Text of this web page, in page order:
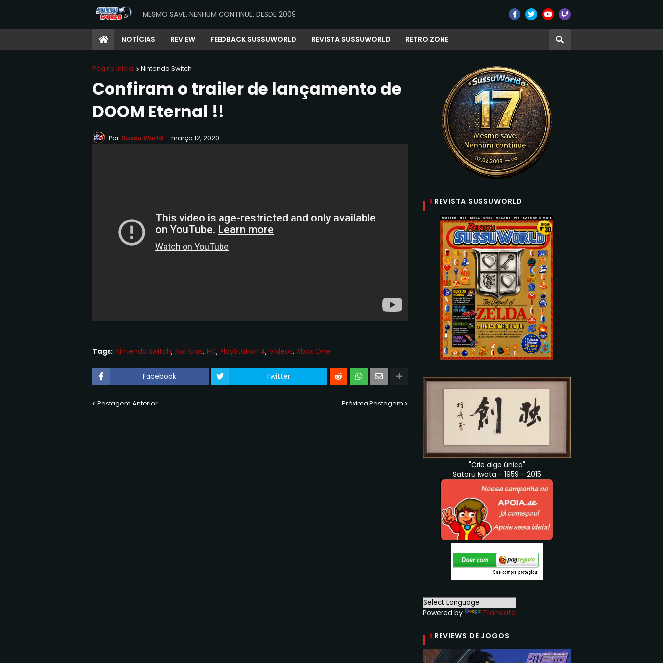
MESMO SAVE. NENHUM CONTINUE. DESDE 2009
NOTÍCIAS REVIEW FEEDBACK SUSSUWORLD REVISTA SUSSUWORLD RETRO ZONE
Página inicial Nintendo Switch
Confiram o trailer de lançamento de
DOOM Eternal !!
Por Sussu World - março 12, 2020
Tags: Nintendo Switch Notícias PC PlayStation 4 Vídeos Xbox One
Facebook Twitter
Postagem Anterior Próxima Postagem
REVISTA SUSSUWORLD
"Crie algo único"
Satoru Iwata - 1959 - 2015
Powered by Translate
REVIEWS DE JOGOS